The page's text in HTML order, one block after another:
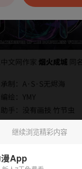
继续浏览精彩内容
App